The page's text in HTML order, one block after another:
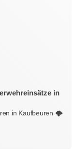
in
in Kaufbeuren 🌩️